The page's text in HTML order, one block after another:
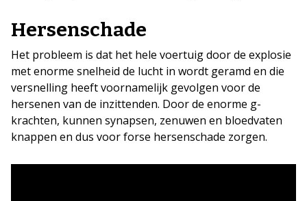
Hersenschade
Het probleem is dat het hele voertuig door de explosie
met enorme snelheid de lucht in wordt geramd en die
versnelling heeft voornamelijk gevolgen voor de
hersenen van de inzittenden. Door de enorme g-
krachten, kunnen synapsen, zenuwen en bloedvaten
knappen en dus voor forse hersenschade zorgen.